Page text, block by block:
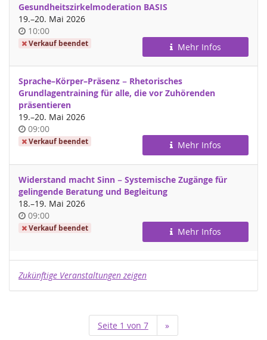
Gesundheitszirkelmoderation BASIS
19.–bis
20. Mai 2026
Uhrzeit
10:00
Verkauf beendet Mehr Infos
Sprache–Körper–Präsenz − Rhetorisches
Grundlagentraining für alle, die vor Zuhörenden
präsentieren
19.–bis
20. Mai 2026
Uhrzeit
09:00
Verkauf beendet Mehr Infos
Widerstand macht Sinn − Systemische Zugänge für
gelingende Beratung und Begleitung
18.–bis
19. Mai 2026
Uhrzeit
09:00
Verkauf beendet Mehr Infos
Zukünftige Veranstaltungen zeigen
Seite 1 von 7 »